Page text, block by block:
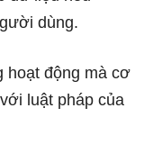
dùng.
hoạt động mà cơ
luật pháp của